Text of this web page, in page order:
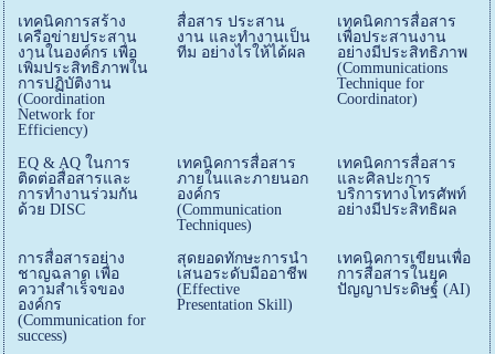
เทคนิคการสร้าง
เครือข่ายประสาน
งานในองค์กร เพื่อ
เพิ่มประสิทธิภาพใน
การปฏิบัติงาน
(Coordination
Network for
Efficiency)
สื่อสาร ประสาน
งาน และทำงานเป็น
ทีม อย่างไรให้ได้ผล
เทคนิคการสื่อสาร
เพื่อประสานงาน
อย่างมีประสิทธิภาพ
(Communications
Technique for
Coordinator)
EQ & AQ ในการ
ติดต่อสื่อสารและ
การทำงานร่วมกัน
ด้วย DISC
เทคนิคการสื่อสาร
ภายในและภายนอก
องค์กร
(Communication
Techniques)
เทคนิคการสื่อสาร
และศิลปะการ
บริการทางโทรศัพท์
อย่างมีประสิทธิผล
การสื่อสารอย่าง
ชาญฉลาด เพื่อ
ความสำเร็จของ
องค์กร
(Communication for
success)
สุดยอดทักษะการนำ
เสนอระดับมืออาชีพ
(Effective
Presentation Skill)
เทคนิคการเขียนเพื่อ
การสื่อสารในยุค
ปัญญาประดิษฐ์ (AI)